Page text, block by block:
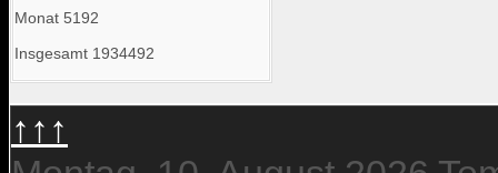
Monat 5192
Insgesamt 1934492
↑↑↑